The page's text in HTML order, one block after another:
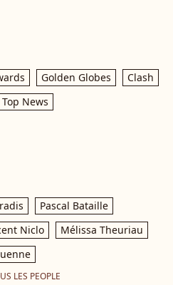
Golden Globes
Clash
Top News
Pascal Bataille
Niclo
Mélissa Theuriau
LES PEOPLE